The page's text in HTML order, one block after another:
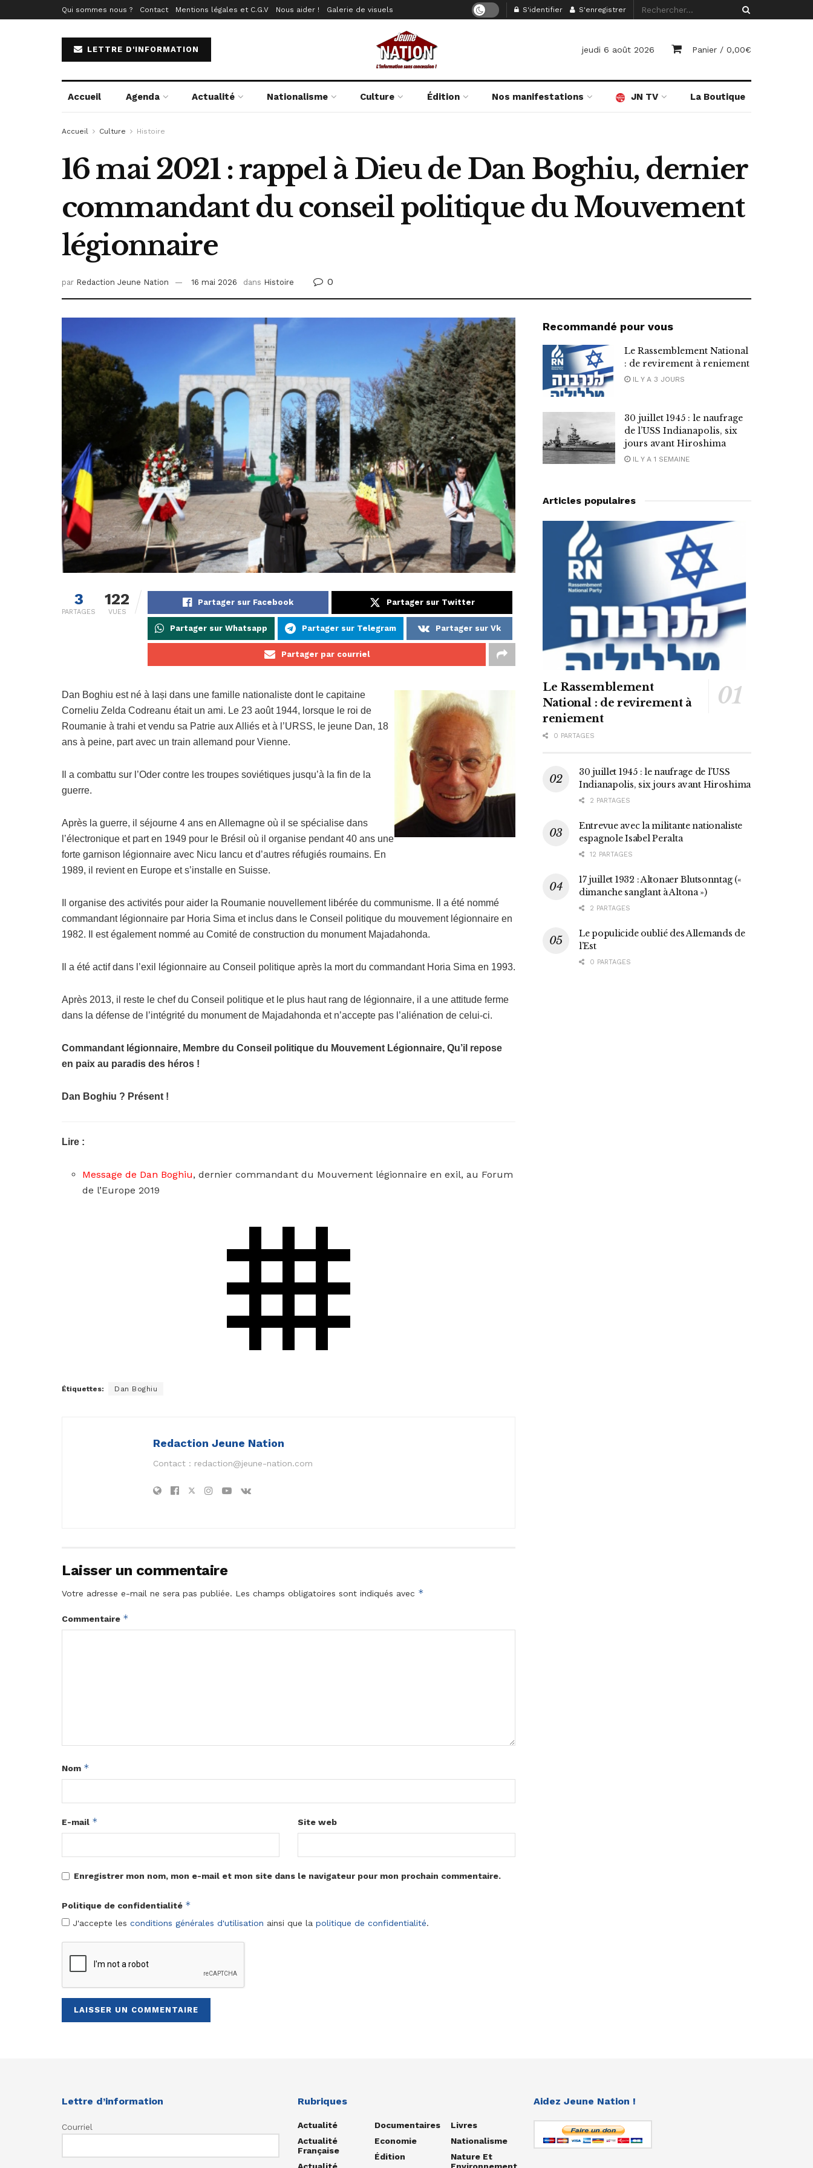
Qui sommes nous ? Contact Mentions légales et C.G.V Nous aider ! Galerie de visuels S'identifier S'enregistrer
LETTRE D'INFORMATION jeudi 6 août 2026 Panier / 0,00€
Accueil Agenda Actualité Nationalisme Culture Édition Nos manifestations JN TV La Boutique
Accueil Culture Histoire
16 mai 2021 : rappel à Dieu de Dan Boghiu, dernier
commandant du conseil politique du Mouvement
légionnaire
par Redaction Jeune Nation 16 mai 2026 dans Histoire 0
3
PARTAGES
122
VUES
Partager sur Facebook Partager sur Twitter
Partager sur Whatsapp Partager sur Telegram Partager sur Vk
Partager par courriel
Dan Boghiu est né à Iași dans une famille nationaliste dont le capitaine
Corneliu Zelda Codreanu était un ami. Le 23 août 1944, lorsque le roi de
Roumanie à trahi et vendu sa Patrie aux Alliés et à l’URSS, le jeune Dan, 18
ans à peine, part avec un train allemand pour Vienne.
Il a combattu sur l’Oder contre les troupes soviétiques jusqu’à la fin de la
guerre.
Après la guerre, il séjourne 4 ans en Allemagne où il se spécialise dans
l’électronique et part en 1949 pour le Brésil où il organise pendant 40 ans une
forte garnison légionnaire avec Nicu Iancu et d’autres réfugiés roumains. En
1989, il revient en Europe et s’installe en Suisse.
Il organise des activités pour aider la Roumanie nouvellement libérée du communisme. Il a été nommé
commandant légionnaire par Horia Sima et inclus dans le Conseil politique du mouvement légionnaire en
1982. Il est également nommé au Comité de construction du monument Majadahonda.
Il a été actif dans l’exil légionnaire au Conseil politique après la mort du commandant Horia Sima en 1993.
Après 2013, il reste le chef du Conseil politique et le plus haut rang de légionnaire, il a une attitude ferme
dans la défense de l’intégrité du monument de Majadahonda et n’accepte pas l’aliénation de celui-ci.
Commandant légionnaire, Membre du Conseil politique du Mouvement Légionnaire, Qu’il repose
en paix au paradis des héros !
Dan Boghiu ? Présent !
Lire :
Message de Dan Boghiu, dernier commandant du Mouvement légionnaire en exil, au Forum
de l’Europe 2019
Étiquettes: Dan Boghiu
Redaction Jeune Nation
Contact : redaction@jeune-nation.com
Laisser un commentaire
Votre adresse e-mail ne sera pas publiée. Les champs obligatoires sont indiqués avec *
Commentaire *
Nom *
E-mail * Site web
Enregistrer mon nom, mon e-mail et mon site dans le navigateur pour mon prochain commentaire.
Politique de confidentialité *
J'accepte les conditions générales d'utilisation ainsi que la politique de confidentialité.
Recommandé pour vous
Le Rassemblement National
: de revirement à reniement
IL Y A 3 JOURS
30 juillet 1945 : le naufrage
de l’USS Indianapolis, six
jours avant Hiroshima
IL Y A 1 SEMAINE
Articles populaires
Le Rassemblement
National : de revirement à
reniement
0 PARTAGES
30 juillet 1945 : le naufrage de l’USS
Indianapolis, six jours avant Hiroshima
2 PARTAGES
Entrevue avec la militante nationaliste
espagnole Isabel Peralta
12 PARTAGES
17 juillet 1932 : Altonaer Blutsonntag («
dimanche sanglant à Altona »)
2 PARTAGES
Le populicide oublié des Allemands de
l’Est
0 PARTAGES
Lettre d’information
Courriel
Rubriques
Actualité
Actualité
Française
Actualité
Documentaires
Economie
Édition
Livres
Nationalisme
Nature Et
Environnement
Aidez Jeune Nation !